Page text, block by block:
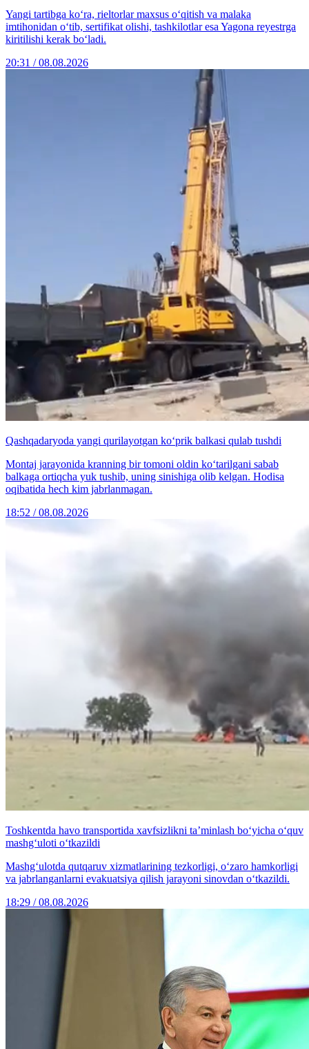
Yangi tartibga ko‘ra, rieltorlar maxsus o‘qitish va malaka
imtihonidan o‘tib, sertifikat olishi, tashkilotlar esa Yagona reyestrga
kiritilishi kerak bo‘ladi.
20:31 / 08.08.2026
Qashqadaryoda yangi qurilayotgan ko‘prik balkasi qulab tushdi
Montaj jarayonida kranning bir tomoni oldin ko‘tarilgani sabab
balkaga ortiqcha yuk tushib, uning sinishiga olib kelgan. Hodisa
oqibatida hech kim jabrlanmagan.
18:52 / 08.08.2026
Toshkentda havo transportida xavfsizlikni ta’minlash bo‘yicha o‘quv
mashg‘uloti o‘tkazildi
Mashg‘ulotda qutqaruv xizmatlarining tezkorligi, o‘zaro hamkorligi
va jabrlanganlarni evakuatsiya qilish jarayoni sinovdan o‘tkazildi.
18:29 / 08.08.2026